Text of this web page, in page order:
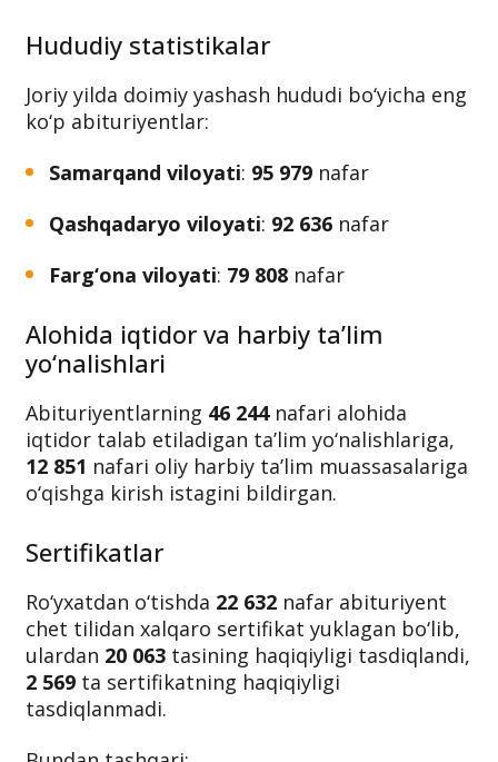
Hududiy statistikalar
Joriy yilda doimiy yashash hududi bo‘yicha eng
ko‘p abituriyentlar:
Samarqand viloyati: 95 979 nafar
Qashqadaryo viloyati: 92 636 nafar
Farg‘ona viloyati: 79 808 nafar
Alohida iqtidor va harbiy ta’lim
yo‘nalishlari
Abituriyentlarning 46 244nafari alohida
iqtidor talab etiladigan ta’lim yo‘nalishlariga,
12 851 nafari oliy harbiy ta’lim muassasalariga
o‘qishga kirish istagini bildirgan.
Sertifikatlar
Ro‘yxatdan o‘tishda 22 632 nafar abituriyent
chet tilidan xalqaro sertifikat yuklagan bo‘lib,
ulardan 20 063 tasining haqiqiyligi tasdiqlandi,
2 569 ta sertifikatning haqiqiyligi
tasdiqlanmadi.